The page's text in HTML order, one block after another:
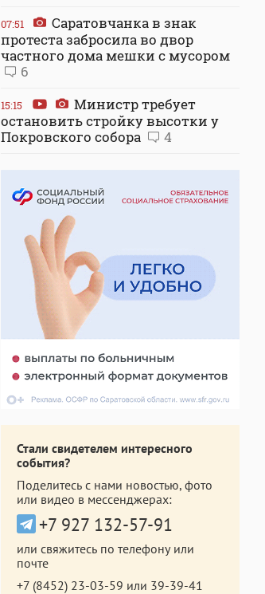
07:51
Саратовчанка в знак
протеста забросила во двор
частного дома мешки с мусором
6
15:15
Министр требует
остановить стройку высотки у
Покровского собора
4
Стали свидетелем интересного
события?
Поделитесь с нами новостью, фото
или видео в мессенджерах:
+7 927 132-57-91
или свяжитесь по телефону или
почте
+7 (8452) 23-03-59 или 39-39-41